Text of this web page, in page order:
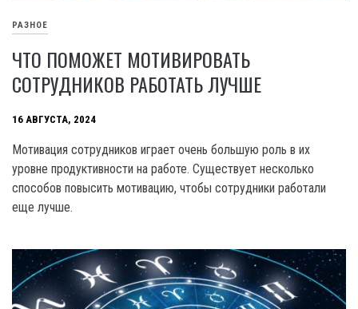
РАЗНОЕ
ЧТО ПОМОЖЕТ МОТИВИРОВАТЬ
СОТРУДНИКОВ РАБОТАТЬ ЛУЧШЕ
16 АВГУСТА, 2024
Мотивация сотрудников играет очень большую роль в их
уровне продуктивности на работе. Существует несколько
способов повысить мотивацию, чтобы сотрудники работали
еще лучше.